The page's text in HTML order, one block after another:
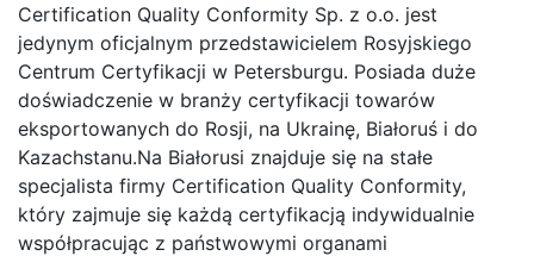
Certification Quality Conformity Sp. z o.o. jest
jedynym oficjalnym przedstawicielem Rosyjskiego
Centrum Certyfikacji w Petersburgu. Posiada duże
doświadczenie w branży certyfikacji towarów
eksportowanych do Rosji, na Ukrainę, Białoruś i do
Kazachstanu.Na Białorusi znajduje się na stałe
specjalista firmy Certification Quality Conformity,
który zajmuje się każdą certyfikacją indywidualnie
współpracując z państwowymi organami